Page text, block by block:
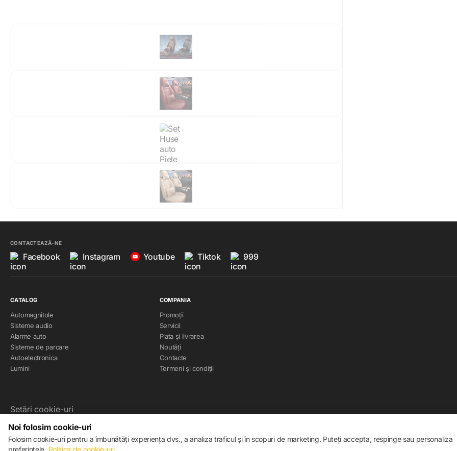
CONTACTEAZĂ-NE
Facebook Instagram Youtube Tiktok 999
CATALOG
Automagnitole
Sisteme audio
Alarme auto
Sisteme de parcare
Autoelectronica
Lumini
COMPANIA
Promoții
Servicii
Plata și livrarea
Noutăți
Contacte
Termeni și condiții
Setări cookie-uri
Politica de cookie-uri
© 2013 – 2026 ECOM
Noi folosim cookie-uri
Folosim cookie-uri pentru a îmbunătăți experiența dvs., a analiza traficul și în scopuri de marketing. Puteți accepta, respinge sau personaliza
preferințele. Politica de cookie-uri